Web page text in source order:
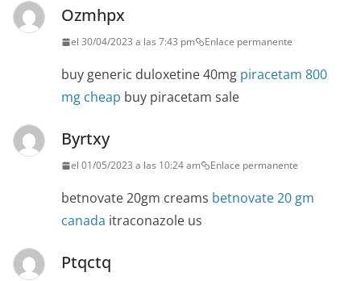
Ozmhpx
el 30/04/2023 a las 7:43 pm Enlace permanente
buy generic duloxetine 40mg piracetam 800
mg cheap buy piracetam sale
Byrtxy
el 01/05/2023 a las 10:24 am Enlace permanente
betnovate 20gm creams betnovate 20 gm
canada itraconazole us
Ptqctq